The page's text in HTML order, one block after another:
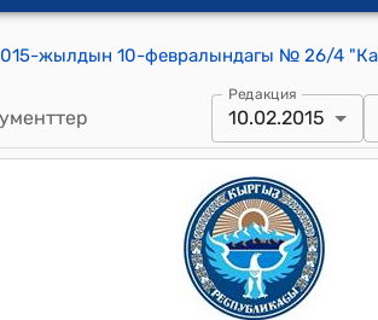
Редакция
10.02.2015